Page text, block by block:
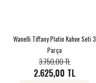
Wanelli Tiffany Platin Kahve Seti 3
Parça
2.625,00 TL
3.750,00 TL